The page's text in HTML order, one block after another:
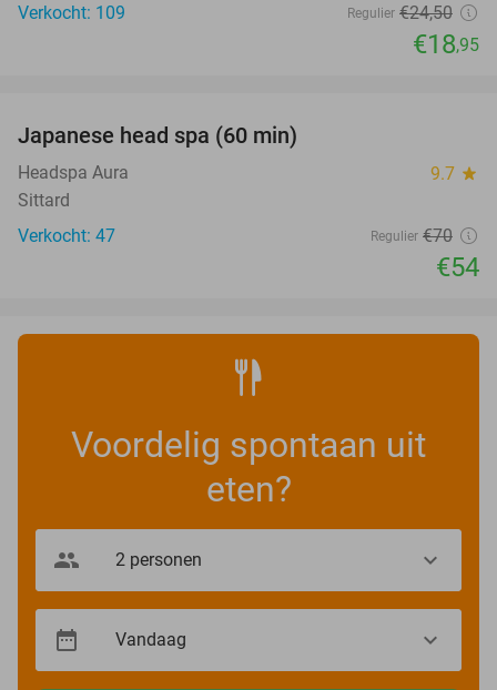
Verkocht: 109
Regulier €24,50
€18,95
Japanese head spa (60 min)
Headspa Aura 9.7 star
Sittard
Verkocht: 47
Regulier €70
€54
Voordelig spontaan uit
eten?